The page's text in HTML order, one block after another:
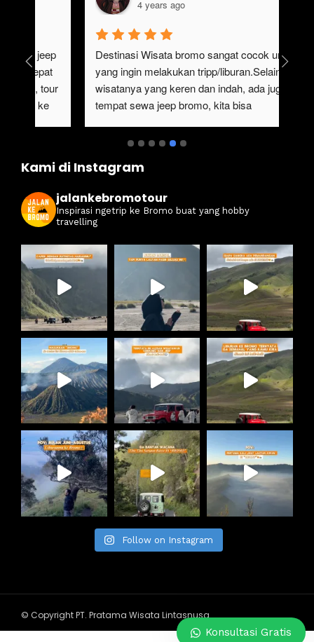
4 years ago
gak pernah bosen main ke bromo, ngajak
keluarga besar gak perlu repot, karena
sangat mempermudah buat trip ke bromo kali
ini. Harga ramah di kantong dan itinerarynya
Kami di Instagram
jalankebromotour
Inspirasi ngetrip ke Bromo buat yang hobby
travelling
Follow on Instagram
© Copyright PT. Pratama Wisata Lintasnusa
Konsultasi Gratis